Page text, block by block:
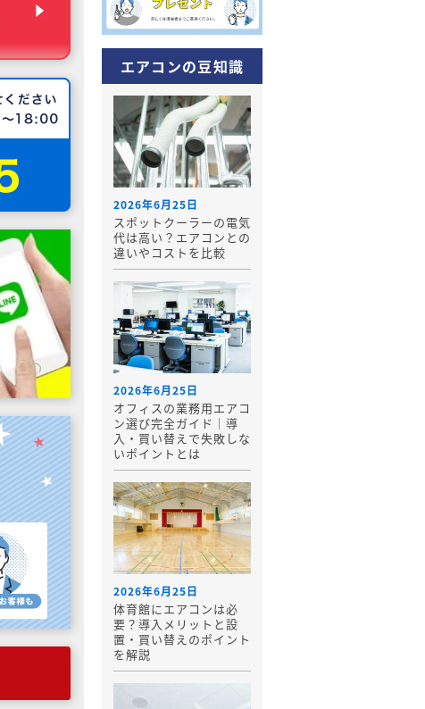
エアコンの豆知識
2026年6月25日
スポットクーラーの電気
代は高い？エアコンとの
違いやコストを比較
2026年6月25日
オフィスの業務用エアコ
ン選び完全ガイド｜導
入・買い替えで失敗しな
いポイントとは
2026年6月25日
体育館にエアコンは必
要？導入メリットと設
置・買い替えのポイント
を解説